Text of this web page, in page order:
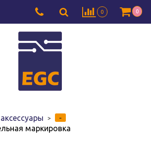
0 0
-
маркировка